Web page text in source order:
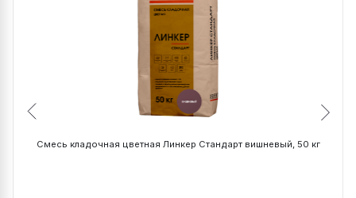
28 суток в воздушно-сухой среде, МПа, не
Рекомендуемая ширина шва, мм
Температурные условия при нанесении, С
Температурные условия при эксплуатации, С
ТУ
020 - 51160834
- 2020
Смесь кладочная цветная Линкер Стандарт вишневый, 50 кг